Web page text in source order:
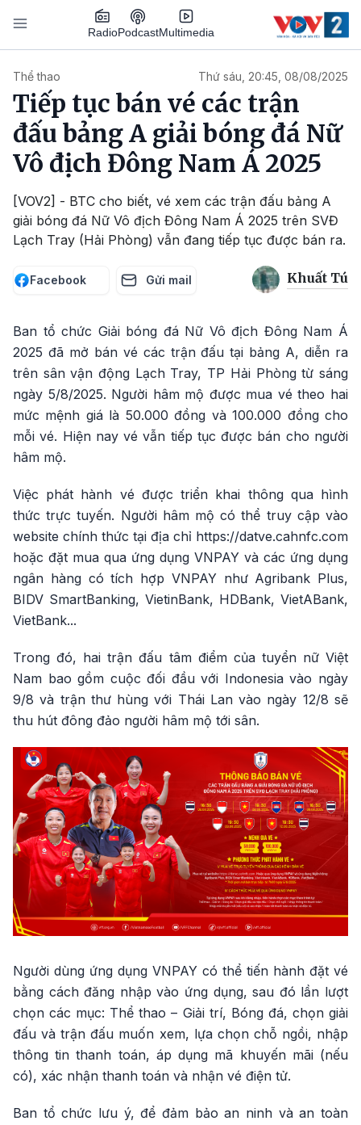
Nhảy đến nội dung
RadioPodcastMultimedia
Thể thao Thứ sáu, 20:45, 08/08/2025
Tiếp tục bán vé các trận
đấu bảng A giải bóng đá Nữ
Vô địch Đông Nam Á 2025
[VOV2] - BTC cho biết, vé xem các trận đấu bảng A
giải bóng đá Nữ Vô địch Đông Nam Á 2025 trên SVĐ
Lạch Tray (Hải Phòng) vẫn đang tiếp tục được bán ra.
Facebook Gửi mail Khuất Tú
Ban tổ chức Giải bóng đá Nữ Vô địch Đông Nam Á
2025 đã mở bán vé các trận đấu tại bảng A, diễn ra
trên sân vận động Lạch Tray, TP Hải Phòng từ sáng
ngày 5/8/2025. Người hâm mộ được mua vé theo hai
mức mệnh giá là 50.000 đồng và 100.000 đồng cho
mỗi vé. Hiện nay vé vẫn tiếp tục được bán cho người
hâm mộ.
Việc phát hành vé được triển khai thông qua hình
thức trực tuyến. Người hâm mộ có thể truy cập vào
website chính thức tại địa chỉ https://datve.cahnfc.com
hoặc đặt mua qua ứng dụng VNPAY và các ứng dụng
ngân hàng có tích hợp VNPAY như Agribank Plus,
BIDV SmartBanking, VietinBank, HDBank, VietABank,
VietBank...
Trong đó, hai trận đấu tâm điểm của tuyển nữ Việt
Nam bao gồm cuộc đối đầu với Indonesia vào ngày
9/8 và trận thư hùng với Thái Lan vào ngày 12/8 sẽ
thu hút đông đảo người hâm mộ tới sân.
Người dùng ứng dụng VNPAY có thể tiến hành đặt vé
bằng cách đăng nhập vào ứng dụng, sau đó lần lượt
chọn các mục: Thể thao – Giải trí, Bóng đá, chọn giải
đấu và trận đấu muốn xem, lựa chọn chỗ ngồi, nhập
thông tin thanh toán, áp dụng mã khuyến mãi (nếu
có), xác nhận thanh toán và nhận vé điện tử.
Ban tổ chức lưu ý, để đảm bảo an ninh và an toàn